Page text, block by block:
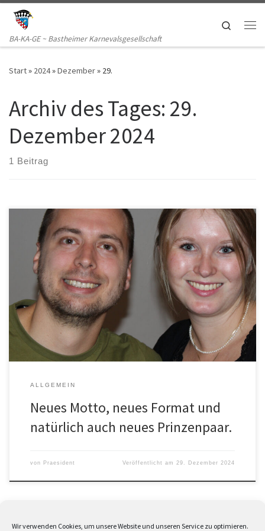
Wir verwenden Cookies, um unsere Website und unseren Service zu optimieren.
Zum Inhalt springen
BA-KA-GE ~ Bastheimer Karnevalsgesellschaft
Search
Start» 2024»Dezember» 29.
Archiv des Tages: 29.
Dezember 2024
1 Beitrag
Klaus-Dieter Hahn Die Bastheimer Karnevalsgesellschaft BaKaGe
will, wenn es nach dem Elferrat geht, in der neuen Session „neue
Maßstäbe setzen“. Und da wollen auch „Prinz Bernd II., Torwächter
vom Reich“ und ihre Lieblichkeit, „Gardeprinzessin Laura I. von der
Mitte der Streu, als neues Bastheimer Prinzenpaar ihren Teil dazu
beitragen. Dabei […]
ALLGEMEIN
Neues Motto, neues Format und
natürlich auch neues Prinzenpaar.
von Praesident Veröffentlicht am 29. Dezember 2024